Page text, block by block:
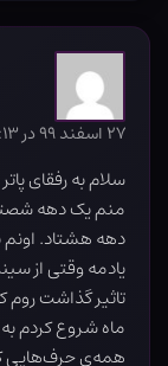
۲۷ اسفند ۹۹ در ۵:۱۳ ب٫ظ
سلام به رفقای
منم یک دهه
یادمه وقتی از
تاثیر گذاشت
ماه شروع کردم
همه‌ی حرف‌هایی